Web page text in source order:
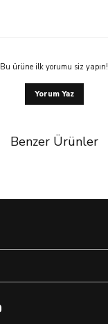
Bu ürüne ilk yorumu siz yapın!
Yorum Yaz
Benzer Ürünler